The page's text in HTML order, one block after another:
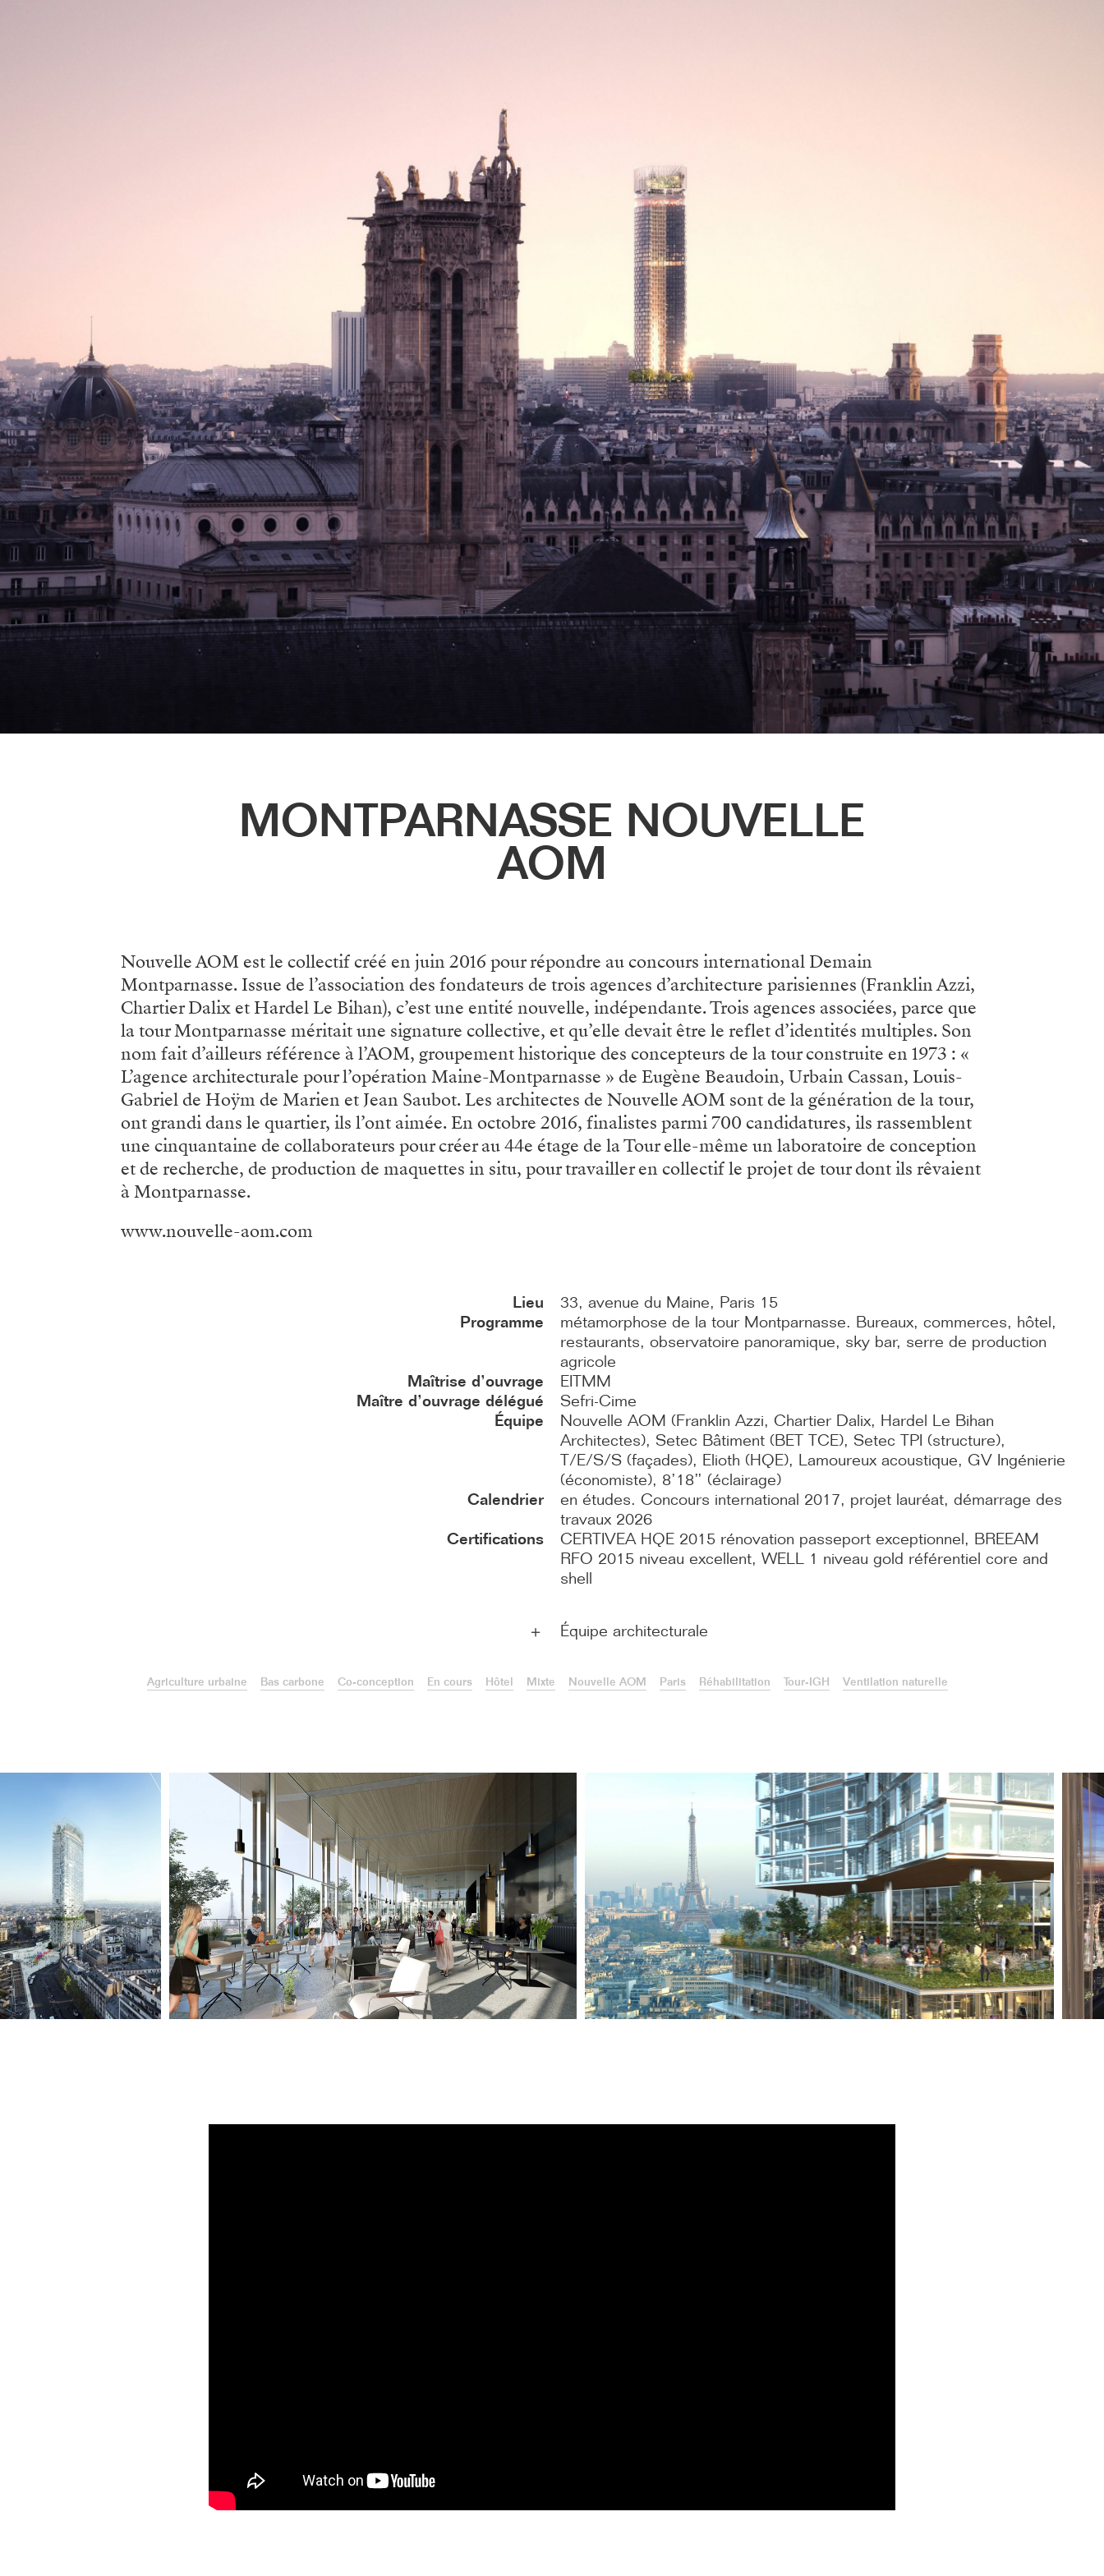
MONTPARNASSE NOUVELLE
AOM
Nouvelle AOM est le collectif créé en juin 2016 pour répondre au concours international Demain
Montparnasse. Issue de l’association des fondateurs de trois agences d’architecture parisiennes (Franklin Azzi,
Chartier Dalix et Hardel Le Bihan), c’est une entité nouvelle, indépendante. Trois agences associées, parce que
la tour Montparnasse méritait une signature collective, et qu’elle devait être le reflet d’identités multiples. Son
nom fait d’ailleurs référence à l’AOM, groupement historique des concepteurs de la tour construite en 1973 : «
L’agence architecturale pour l’opération Maine-Montparnasse » de Eugène Beaudoin, Urbain Cassan, Louis-
Gabriel de Hoÿm de Marien et Jean Saubot. Les architectes de Nouvelle AOM sont de la génération de la tour,
ont grandi dans le quartier, ils l’ont aimée. En octobre 2016, finalistes parmi 700 candidatures, ils rassemblent
une cinquantaine de collaborateurs pour créer au 44e étage de la Tour elle-même un laboratoire de conception
et de recherche, de production de maquettes in situ, pour travailler en collectif le projet de tour dont ils rêvaient
à Montparnasse.
www.nouvelle-aom.com
Lieu
33, avenue du Maine, Paris 15
Programme
métamorphose de la tour Montparnasse. Bureaux, commerces, hôtel,
restaurants, observatoire panoramique, sky bar, serre de production
agricole
Maîtrise d’ouvrage
EITMM
Maître d’ouvrage délégué
Sefri-Cime
Équipe
Nouvelle AOM (Franklin Azzi, Chartier Dalix, Hardel Le Bihan
Architectes), Setec Bâtiment (BET TCE), Setec TPI (structure),
T/E/S/S (façades), Elioth (HQE), Lamoureux acoustique, GV Ingénierie
(économiste), 8’18’’ (éclairage)
Calendrier
en études. Concours international 2017, projet lauréat, démarrage des
travaux 2026
Certifications
CERTIVEA HQE 2015 rénovation passeport exceptionnel, BREEAM
RFO 2015 niveau excellent, WELL 1 niveau gold référentiel core and
shell
＋ Équipe architecturale
Agriculture urbaine Bas carbone Co-conception En cours Hôtel Mixte Nouvelle AOM Paris Réhabilitation Tour-IGH Ventilation naturelle